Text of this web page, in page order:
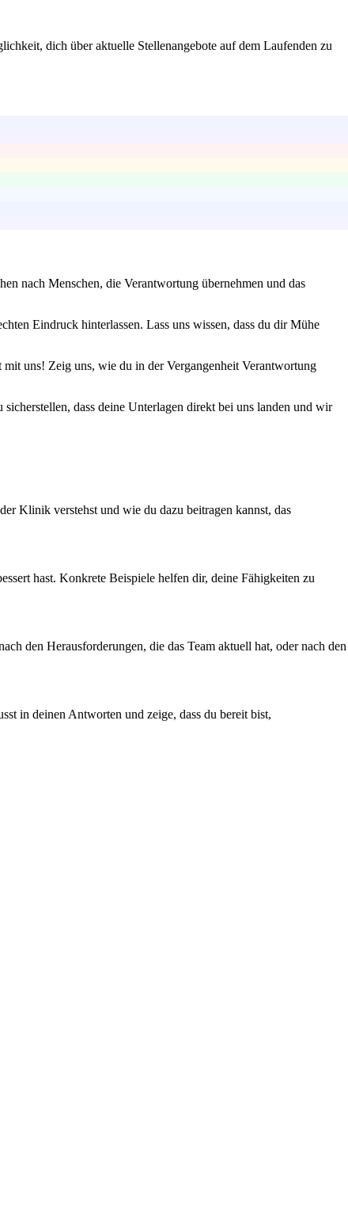
dich über aktuelle Stellenangebote auf dem Laufenden zu
nach Menschen, die Verantwortung übernehmen und das
Eindruck hinterlassen. Lass uns wissen, dass du dir Mühe
uns! Zeig uns, wie du in der Vergangenheit Verantwortung
dass deine Unterlagen direkt bei uns landen und wir
Klinik verstehst und wie du dazu beitragen kannst, das
hast. Konkrete Beispiele helfen dir, deine Fähigkeiten zu
den Herausforderungen, die das Team aktuell hat, oder nach den
in deinen Antworten und zeige, dass du bereit bist,